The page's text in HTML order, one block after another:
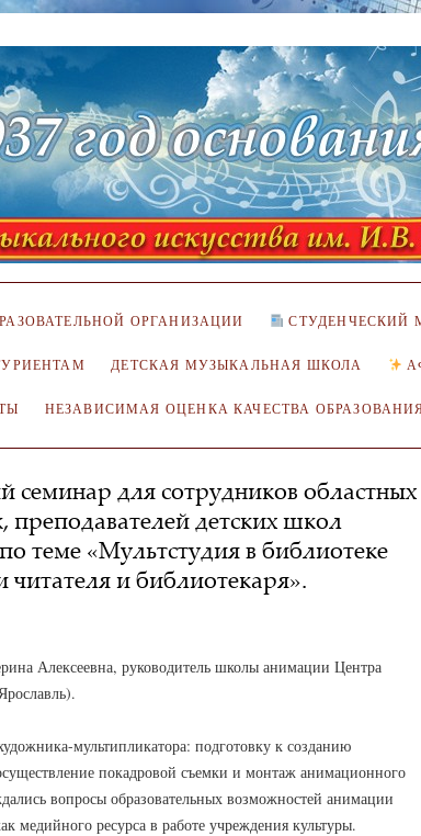
ОРГАНИЗАЦИИ СТУДЕНЧЕСКИЙ
ДЕТСКАЯ МУЗЫКАЛЬНАЯ ШКОЛА
НЕЗАВИСИМАЯ ОЦЕНКА КАЧЕСТВА
для сотрудников областных
детских школ
теме «Мультстудия в библиотеке
читателя и библиотекаря».
Алексеевна, руководитель школы анимации Центра
мультипликатора: подготовку к созданию
покадровой съемки и монтаж анимационного
вопросы образовательных возможностей анимации
медийного ресурса в работе учреждения культуры.